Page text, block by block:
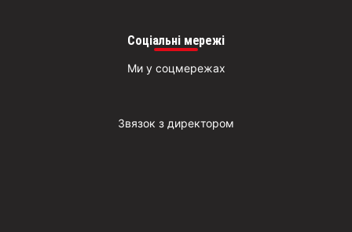
Соціальні мережі
Ми у соцмережах
Звязок з директором